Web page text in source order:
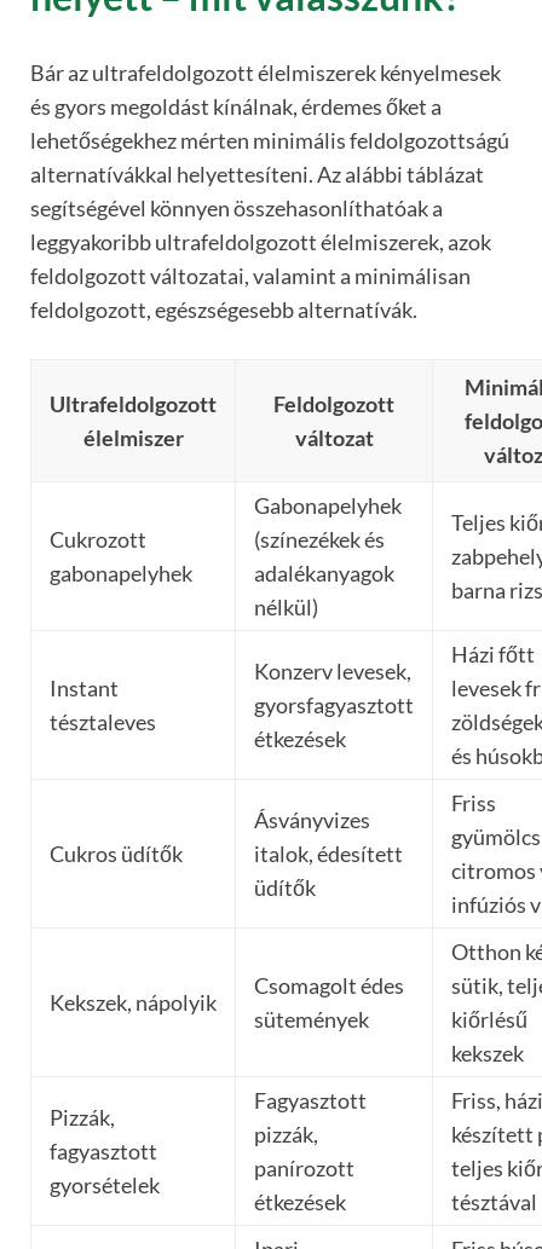
Bár az ultrafeldolgozott élelmiszerek kényelmesek
és gyors megoldást kínálnak, érdemes őket a
lehetőségekhez mérten minimális feldolgozottságú
alternatívákkal helyettesíteni. Az alábbi táblázat
segítségével könnyen összehasonlíthatóak a
leggyakoribb ultrafeldolgozott élelmiszerek, azok
feldolgozott változatai, valamint a minimálisan
feldolgozott, egészségesebb alternatívák.
Ultrafeldolgozott
élelmiszer
Feldolgozott
változat
Cukrozott
gabonapelyhek
Gabonapelyhek
(színezékek és
adalékanyagok
nélkül)
Teljes
barna rizs
Instant
tésztaleves
Konzerv levesek,
gyorsfagyasztott
étkezések
Házi főtt
levesek
és
Cukros üdítők
Ásványvizes
italok, édesített
üdítők
Friss
citromos
infúziós
Kekszek, nápolyik
Csomagolt édes
sütemények
Otthon
sütik,
kiőrlésű
kekszek
Pizzák,
fagyasztott
gyorsételek
Fagyasztott
pizzák,
panírozott
étkezések
Friss,
készített
teljes
tésztával